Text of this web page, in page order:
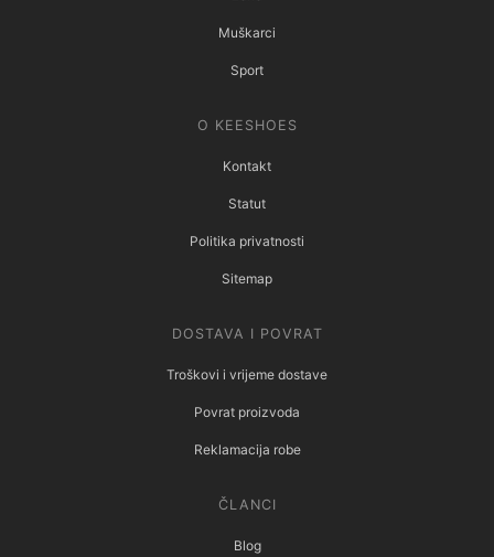
Muškarci
Sport
O KEESHOES
Kontakt
Statut
Politika privatnosti
Sitemap
DOSTAVA I POVRAT
Troškovi i vrijeme dostave
Povrat proizvoda
Reklamacija robe
ČLANCI
Blog